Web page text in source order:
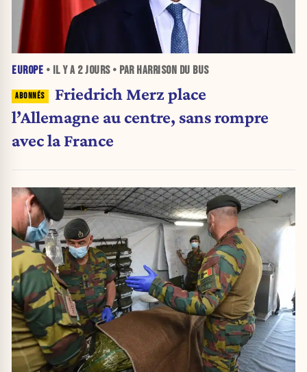
EUROPE • IL Y A 2 JOURS• PAR HARRISON DU BUS
Friedrich Merz place
l’Allemagne au centre, sans rompre
avec la France